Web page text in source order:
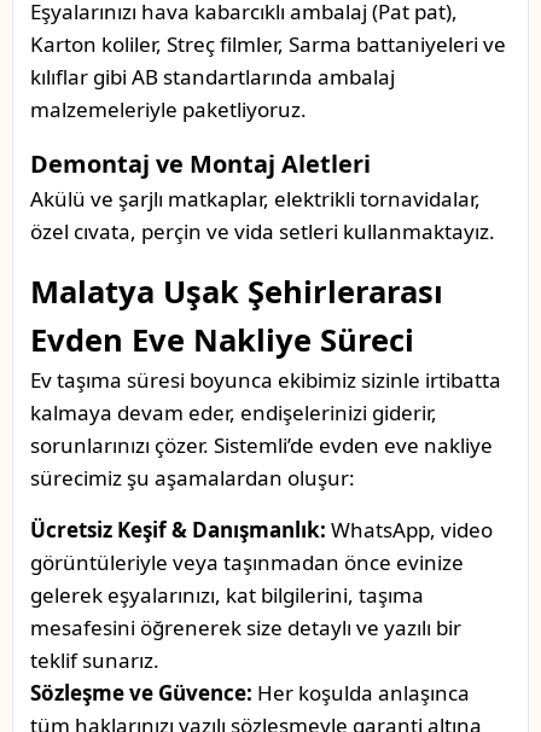
Eşyalarınızı hava kabarcıklı ambalaj (Pat pat),
Karton koliler, Streç filmler, Sarma battaniyeleri ve
kılıflar gibi AB standartlarında ambalaj
malzemeleriyle paketliyoruz.
Demontaj ve Montaj Aletleri
Akülü ve şarjlı matkaplar, elektrikli tornavidalar,
özel cıvata, perçin ve vida setleri kullanmaktayız.
Malatya Uşak Şehirlerarası
Evden Eve Nakliye Süreci
Ev taşıma süresi boyunca ekibimiz sizinle irtibatta
kalmaya devam eder, endişelerinizi giderir,
sorunlarınızı çözer. Sistemli’de evden eve nakliye
sürecimiz şu aşamalardan oluşur:
Ücretsiz Keşif & Danışmanlık: WhatsApp, video
görüntüleriyle veya taşınmadan önce evinize
gelerek eşyalarınızı, kat bilgilerini, taşıma
mesafesini öğrenerek size detaylı ve yazılı bir
teklif sunarız.
Sözleşme ve Güvence: Her koşulda anlaşınca
tüm haklarınızı yazılı sözleşmeyle garanti altına